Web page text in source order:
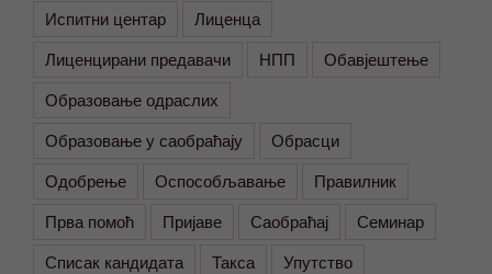
Испитни центар
Лиценца
Лиценцирани предавачи
НПП
Обавјештење
Образовање одраслих
Образовање у саобраћају
Обрасци
Одобрење
Оспособљавање
Правилник
Прва помоћ
Пријаве Саобраћај
Семинар
Списак кандидата
Такса
Упутство